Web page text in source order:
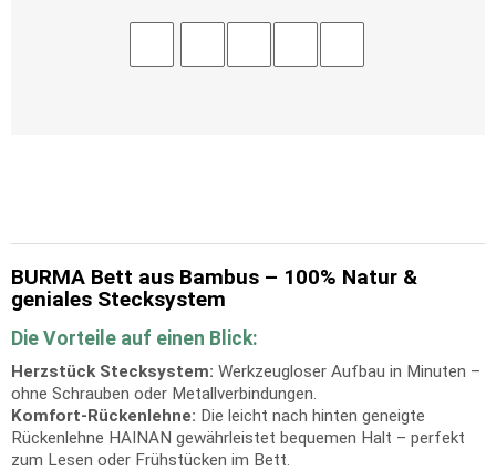
BURMA Bett aus Bambus – 100% Natur &
geniales Stecksystem
Die Vorteile auf einen Blick:
Herzstück Stecksystem: Werkzeugloser Aufbau in Minuten –
ohne Schrauben oder Metallverbindungen.
Komfort-Rückenlehne: Die leicht nach hinten geneigte
Rückenlehne HAINAN gewährleistet bequemen Halt – perfekt
zum Lesen oder Frühstücken im Bett.